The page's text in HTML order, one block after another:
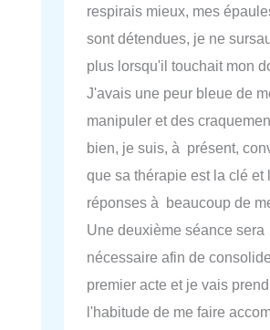
respirais mieux, mes
sont détendues, je ne
plus lorsqu'il touchait mon
J'avais une peur bleue de
manipuler et des
bien, je suis, à présent,
que sa thérapie est la clé et
réponses à beaucoup de
Une deuxième séance sera
nécessaire afin de
premier acte et je vais
l'habitude de me faire